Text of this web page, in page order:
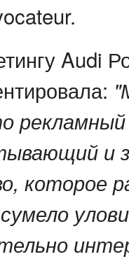
Audi
и
которое